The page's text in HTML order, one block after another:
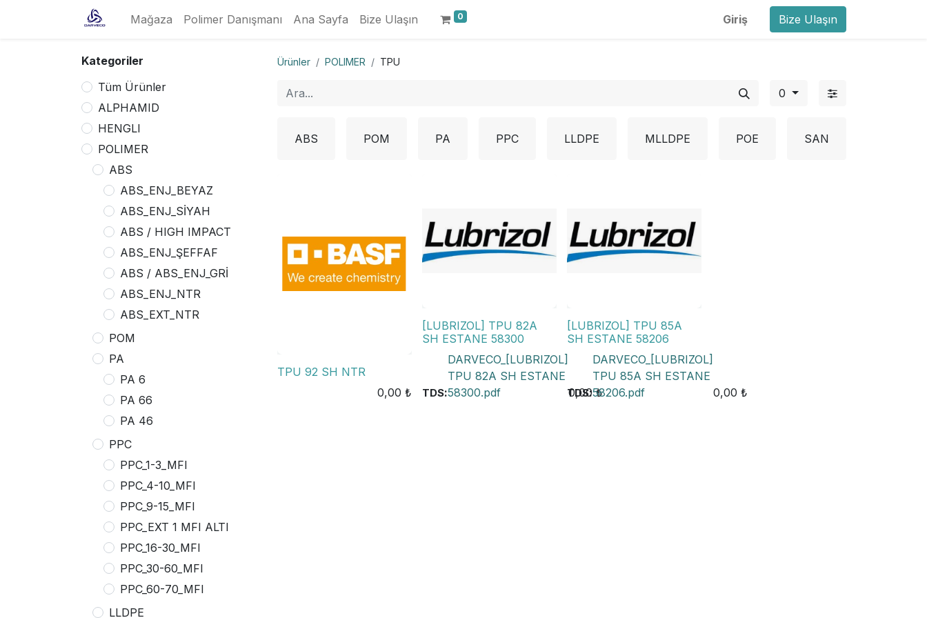
Mağaza Polimer Danışmanı Ana Sayfa Bize Ulaşın 0 Giriş Bize Ulaşın
Kategoriler
Tüm Ürünler
ALPHAMID
HENGLI
POLIMER
ABS
ABS_ENJ_BEYAZ
ABS_ENJ_SİYAH
ABS / HIGH IMPACT
ABS_ENJ_ŞEFFAF
ABS / ABS_ENJ_GRİ
ABS_ENJ_NTR
ABS_EXT_NTR
POM
PA
PA 6
PA 66
PA 46
PPC
PPC_1-3_MFI
PPC_4-10_MFI
PPC_9-15_MFI
PPC_EXT 1 MFI ALTI
PPC_16-30_MFI
PPC_30-60_MFI
PPC_60-70_MFI
LLDPE
Ürünler POLIMER TPU
0
ABS POM PA PPC LLDPE MLLDPE POE SAN
TPU 92 SH NTR
0,00 ₺
[LUBRIZOL] TPU 82A
SH ESTANE 58300
TDS:
DARVECO_[LUBRIZOL]
TPU 82A SH ESTANE
58300.pdf
0,00₺
[LUBRIZOL] TPU 85A
SH ESTANE 58206
TDS:
DARVECO_[LUBRIZOL]
TPU 85A SH ESTANE
58206.pdf
0,00 ₺